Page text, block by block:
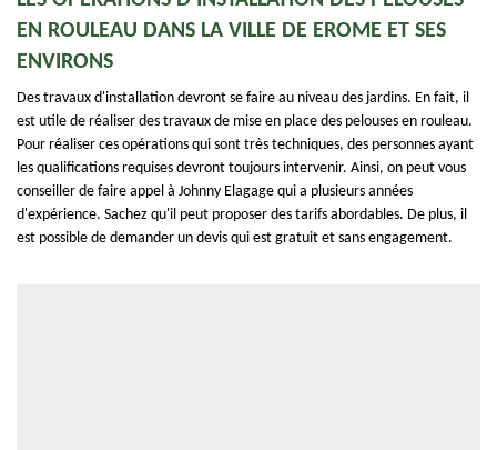
EN ROULEAU DANS LA VILLE DE EROME ET SES
ENVIRONS
Des travaux d'installation devront se faire au niveau des jardins. En fait, il
est utile de réaliser des travaux de mise en place des pelouses en rouleau.
Pour réaliser ces opérations qui sont très techniques, des personnes ayant
les qualifications requises devront toujours intervenir. Ainsi, on peut vous
conseiller de faire appel à Johnny Elagage qui a plusieurs années
d'expérience. Sachez qu'il peut proposer des tarifs abordables. De plus, il
est possible de demander un devis qui est gratuit et sans engagement.